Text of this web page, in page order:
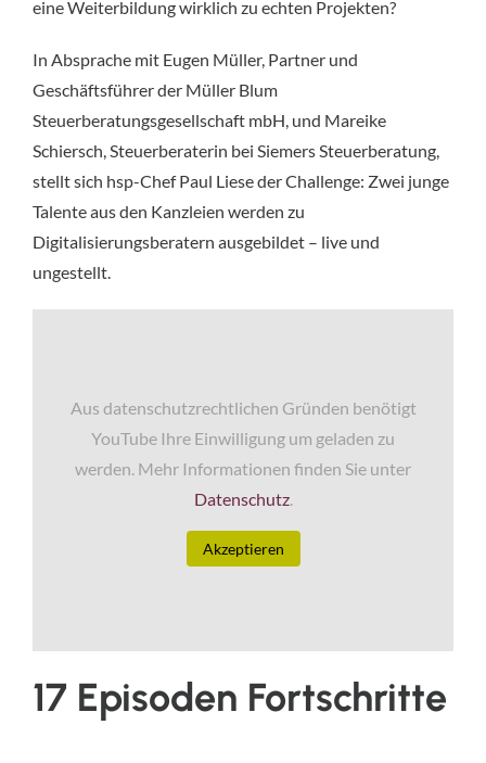
eine Weiterbildung wirklich zu echten Projekten?
In Absprache mit Eugen Müller, Partner und
Geschäftsführer der Müller Blum
Steuerberatungsgesellschaft mbH, und Mareike
Schiersch, Steuerberaterin bei Siemers Steuerberatung,
stellt sich hsp-Chef Paul Liese der Challenge: Zwei junge
Talente aus den Kanzleien werden zu
Digitalisierungsberatern ausgebildet – live und
ungestellt.
Aus datenschutzrechtlichen Gründen benötigt
YouTube Ihre Einwilligung um geladen zu
werden. Mehr Informationen finden Sie unter
Datenschutz.
Akzeptieren
17 Episoden Fortschritte